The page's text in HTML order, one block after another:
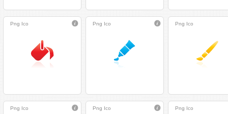
Png Ico Png Ico Png Ico
Png Ico Png Ico Png Ico